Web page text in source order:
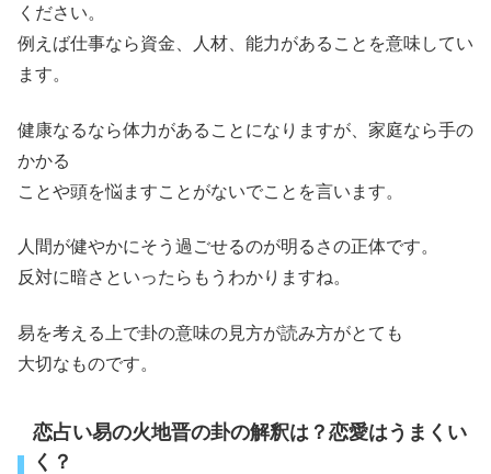
ください。
例えば仕事なら資金、人材、能力があることを意味してい
ます。
健康なるなら体力があることになりますが、家庭なら手の
かかる
ことや頭を悩ますことがないでことを言います。
人間が健やかにそう過ごせるのが明るさの正体です。
反対に暗さといったらもうわかりますね。
易を考える上で卦の意味の見方が読み方がとても
大切なものです。
恋占い易の火地晋の卦の解釈は？恋愛はうまくい
く？